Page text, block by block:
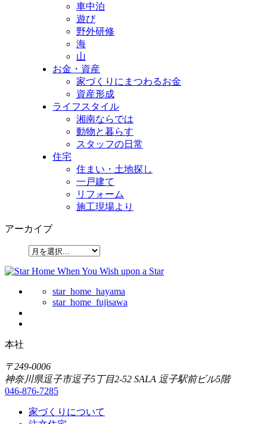
車中泊
遊び
野外研修
海
山
お金・資産
家づくりにまつわるお金
資産形成
ライフスタイル
湘南ならでは
動物と暮らす
スタッフの日常
住宅
住まい・土地探し
一戸建て
リフォーム
施工現場より
アーカイブ
star_home_hayama
star_home_fujisawa
本社
〒249-0006
神奈川県逗子市逗子5丁目2-52 SALA 逗子駅前ビル5階
046-876-7285
家づくりについて